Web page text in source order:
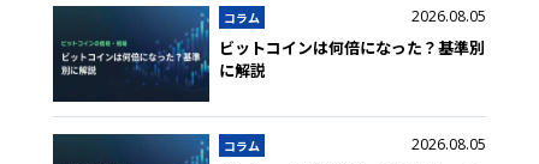
コラム 2026.08.05
ビットコインは何倍になった？基準別
に解説
コラム 2026.08.05